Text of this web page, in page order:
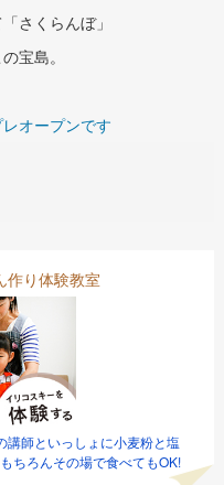
さくらんぼ」
宝島。
オープンです
作り体験教室
師といっしょに小麦粉と塩
ちろんその場で食べてもOK!